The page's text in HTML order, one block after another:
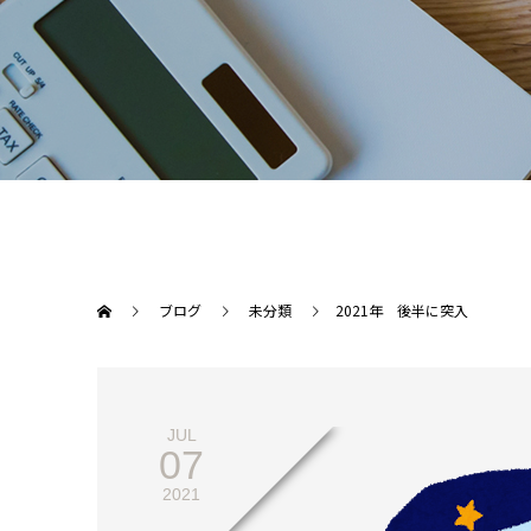
ブログ 未分類 2021年 後半に突入
JUL
07
2021